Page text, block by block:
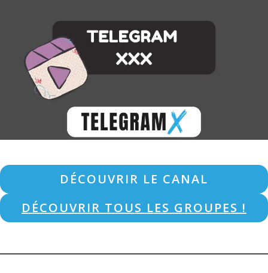
DÉCOUVRIR LE CANAL
DÉCOUVRIR TOUS LES GROUPES !